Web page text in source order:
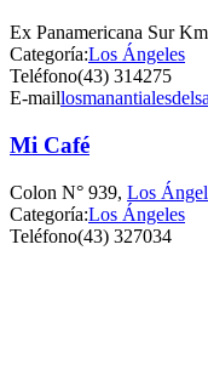
Ex Panamericana Sur
Categoría:Los Ángeles
Teléfono(43) 314275
E-mail
Mi Café
Colon N° 939, Los
Categoría:Los Ángeles
Teléfono(43) 327034